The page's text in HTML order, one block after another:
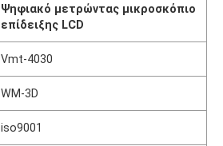
Ψηφιακό μετρώντας μικροσκόπιο
επίδειξης LCD
Vmt-4030
WM-3D
iso9001